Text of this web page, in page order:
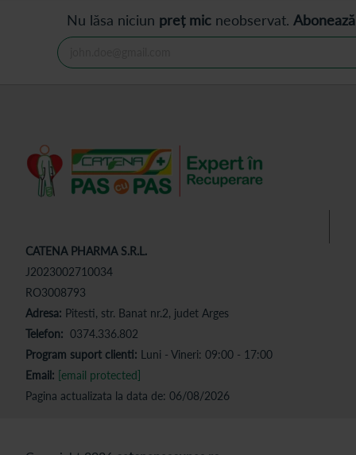
Nu lăsa niciun preț mic neobservat.
CATENA PHARMA S.R.L.
J2023002710034
RO3008793
Adresa: Pitesti, str. Banat nr.2, judet Arges
Telefon: 0374.336.802
Program suport clienti: Luni - Vineri: 09:00 - 17:00
Email: [email protected]
Pagina actualizata la data de: 06/08/2026